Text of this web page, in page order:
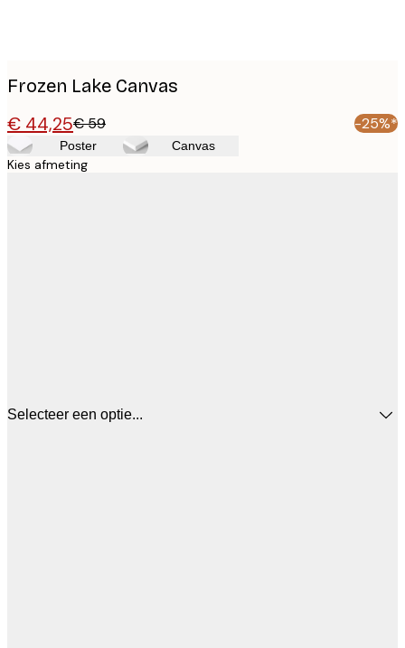
Frozen Lake Canvas
€ 44,25€ 59 -25%*
Poster Canvas
Kies afmeting
Selecteer een optie...